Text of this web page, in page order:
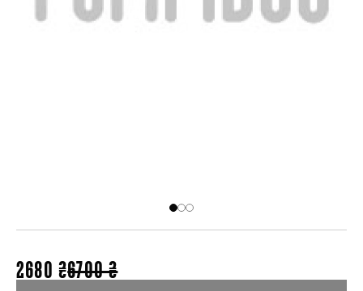
6700 ₴
2680 ₴